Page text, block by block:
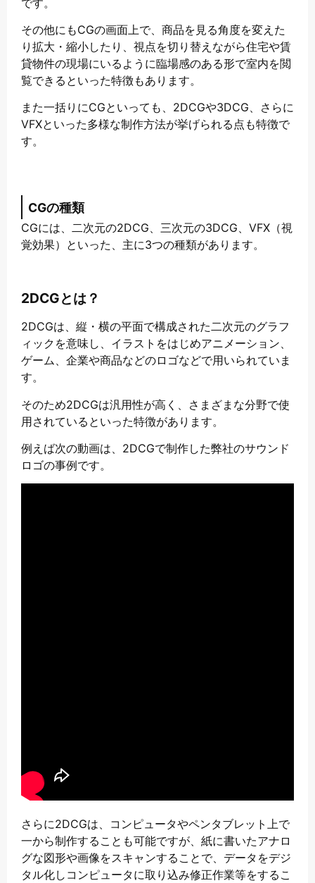
その他にもCGの画面上で、商品を見る角度を変えた
り拡大・縮小したり、視点を切り替えながら住宅や賃
貸物件の現場にいるように臨場感のある形で室内を閲
覧できるといった特徴もあります。
また一括りにCGといっても、2DCGや3DCG、さらに
VFXといった多様な制作方法が挙げられる点も特徴で
す。
CGの種類
CGには、二次元の2DCG、三次元の3DCG、VFX（視
覚効果）といった、主に3つの種類があります。
2DCGとは？
2DCGは、縦・横の平面で構成された二次元のグラフ
ィックを意味し、イラストをはじめアニメーション、
ゲーム、企業や商品などのロゴなどで用いられていま
す。
そのため2DCGは汎用性が高く、さまざまな分野で使
用されているといった特徴があります。
例えば次の動画は、2DCGで制作した弊社のサウンド
ロゴの事例です。
さらに2DCGは、コンピュータやペンタブレット上で
一から制作することも可能ですが、紙に書いたアナロ
グな図形や画像をスキャンすることで、データをデジ
タル化しコンピュータに取り込み修正作業等をするこ